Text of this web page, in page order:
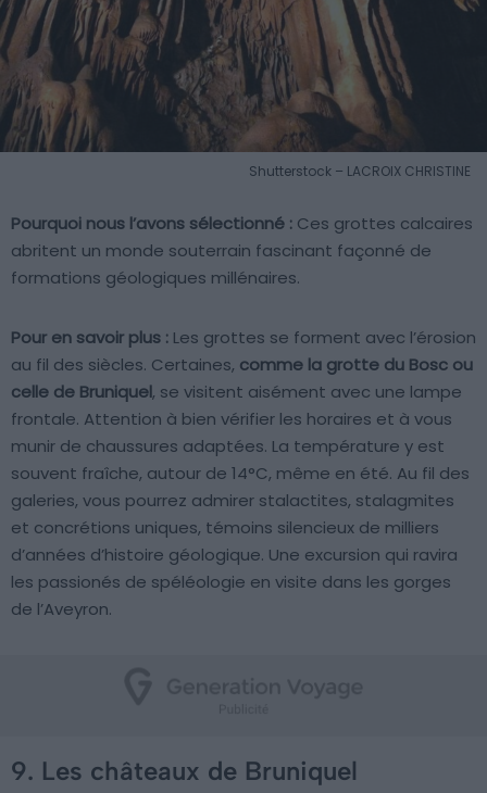
Shutterstock – LACROIX CHRISTINE
Pourquoi nous l’avons sélectionné : Ces grottes calcaires
abritent un monde souterrain fascinant façonné de
formations géologiques millénaires.
Pour en savoir plus : Les grottes se forment avec l’érosion
au fil des siècles. Certaines, comme la grotte du Bosc ou
celle de Bruniquel, se visitent aisément avec une lampe
frontale. Attention à bien vérifier les horaires et à vous
munir de chaussures adaptées. La température y est
souvent fraîche, autour de 14°C, même en été. Au fil des
galeries, vous pourrez admirer stalactites, stalagmites
et concrétions uniques, témoins silencieux de milliers
d’années d’histoire géologique. Une excursion qui ravira
les passionés de spéléologie en visite dans les gorges
de l’Aveyron.
9. Les châteaux de Bruniquel